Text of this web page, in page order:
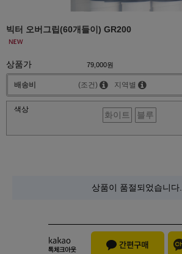
빅터 오버그립(60개들이) GR200
상품가 79,000원
배송비 (조건) 지역별
색상
화이트 블루
상품이 품절되었습니다.